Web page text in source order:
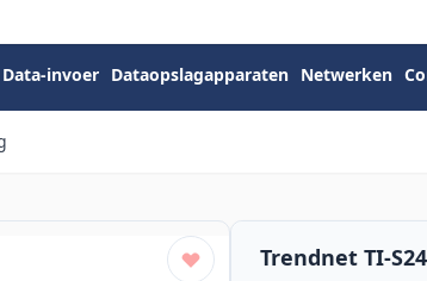
Data-invoer Dataopslagapparaten Netwerken
Trendnet TI-